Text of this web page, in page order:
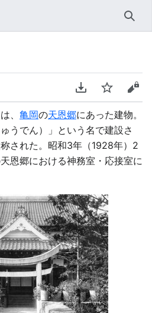
検索
PDFをダウンロ
ウォッチソ
、 亀岡の天恩郷にあった建物。
うでん）」という名で建設さ
された。昭和3年（1928年）2
恩郷における神務室・応接室に